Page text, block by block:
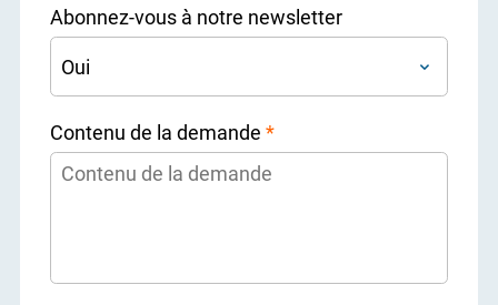
Abonnez-vous à notre newsletter
Contenu de la demande *